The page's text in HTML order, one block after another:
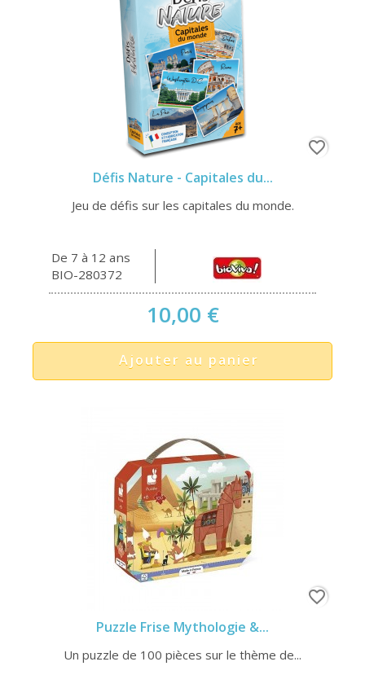
Défis Nature - Capitales du...
Jeu de défis sur les capitales du monde.
De 7 à 12 ans
BIO-280372
10,00 €
Ajouter au panier
favorite_border
Puzzle Frise Mythologie &...
Un puzzle de 100 pièces sur le thème de...
favorite_border